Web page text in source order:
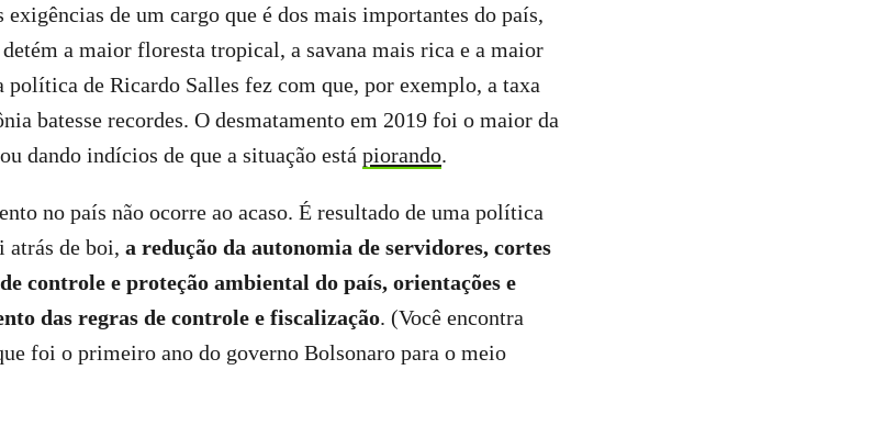
de um cargo que é dos mais importantes do país,
a maior floresta tropical, a savana mais rica e a maior
política de Ricardo Salles fez com que, por exemplo, a taxa
batesse recordes. O desmatamento em 2019 foi o maior da
dando indícios de que a situação está piorando.
no país não ocorre ao acaso. É resultado de uma política
atrás de boi, a redução da autonomia de servidores, cortes
controle e proteção ambiental do país, orientações e
das regras de controle e fiscalização. (Você encontra
foi o primeiro ano do governo Bolsonaro para o meio